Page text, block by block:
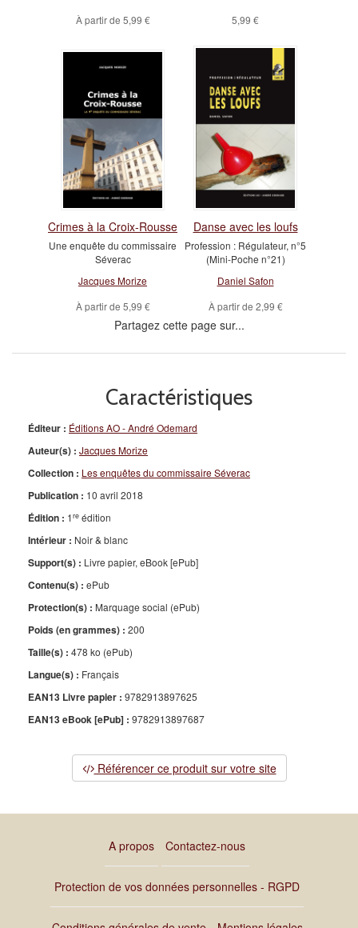
À partir de 5,99 €
5,99 €
Crimes à la Croix-Rousse
Une enquête du commissaire
Séverac
Jacques Morize
À partir de 5,99 €
Danse avec les loufs
Profession : Régulateur, n°5
(Mini-Poche n°21)
Daniel Safon
À partir de 2,99 €
Partagez cette page sur...
Caractéristiques
Éditeur : Éditions AO - André Odemard
Auteur(s) : Jacques Morize
Collection : Les enquêtes du commissaire Séverac
Publication : 10 avril 2018
Édition : 1re édition
Intérieur : Noir & blanc
Support(s) : Livre papier, eBook [ePub]
Contenu(s) : ePub
Protection(s) : Marquage social (ePub)
Poids (en grammes) : 200
Taille(s) : 478 ko (ePub)
Langue(s) : Français
EAN13 Livre papier : 9782913897625
EAN13 eBook [ePub] : 9782913897687
Référencer ce produit sur votre site
A propos Contactez-nous
Protection de vos données personnelles - RGPD